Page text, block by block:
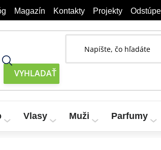
Magazín Kontakty Projekty
Vlasy Muži Parfumy
mora DEAD SEA 600 g